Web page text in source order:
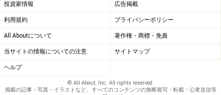
投資家情報 広告掲載
利用規約 プライバシーポリシー
All Aboutについて 著作権・商標・免責
当サイトの情報についての注意 サイトマップ
ヘルプ
© All About, Inc. All rights reserved.
掲載の記事・写真・イラストなど、すべてのコンテンツの無断複写・転載・公衆送信等